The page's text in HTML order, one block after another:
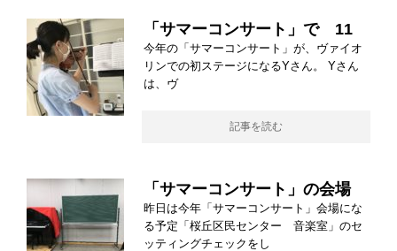
「サマーコンサート」で 11
今年の「サマーコンサート」が、ヴァイオ
リンでの初ステージになるYさん。 Yさん
は、ヴ
記事を読む
「サマーコンサート」の会場
昨日は今年「サマーコンサート」会場にな
る予定「桜丘区民センター 音楽室」のセ
ッティングチェックをし